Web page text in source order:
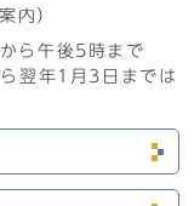
内）
ら午後5時まで
翌年1月3日までは